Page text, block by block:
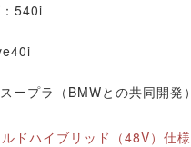
540i
ープラ（BMWとの共同開発）
ドハイブリッド（48V）仕